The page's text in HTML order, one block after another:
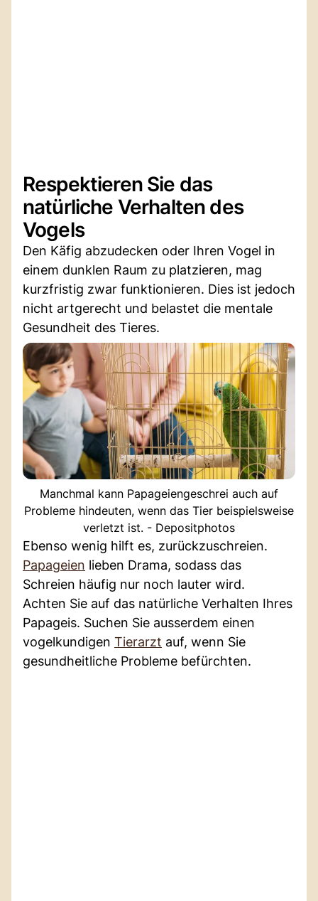
Respektieren Sie das
natürliche Verhalten des
Vogels
Den Käfig abzudecken oder Ihren Vogel in
einem dunklen Raum zu platzieren, mag
kurzfristig zwar funktionieren. Dies ist jedoch
nicht artgerecht und belastet die mentale
Gesundheit des Tieres.
Manchmal kann Papageiengeschrei auch auf
Probleme hindeuten, wenn das Tier beispielsweise
verletzt ist. - Depositphotos
Ebenso wenig hilft es, zurückzuschreien.
Papageien lieben Drama, sodass das
Schreien häufig nur noch lauter wird.
Achten Sie auf das natürliche Verhalten Ihres
Papageis. Suchen Sie ausserdem einen
vogelkundigen Tierarzt auf, wenn Sie
gesundheitliche Probleme befürchten.